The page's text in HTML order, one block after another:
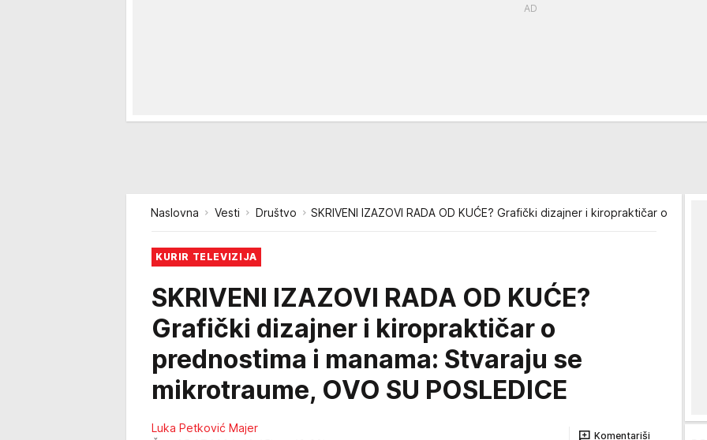
Naslovna Vesti Društvo SKRIVENI IZAZOVI RADA OD KUĆE? Grafički dizajner i kiropraktičar o
KURIR TELEVIZIJA
SKRIVENI IZAZOVI RADA OD KUĆE?
Grafički dizajner i kiropraktičar o
prednostima i manama: Stvaraju se
mikrotraume, OVO SU POSLEDICE
Luka Petković Majer
Komentariši